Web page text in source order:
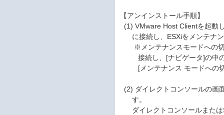
【アンインストール手順】
(1) VMware Host Clientを起動
に接続し、ESXiをメンテナン
※メンテナンスモードへの切
接続し、[ナビゲータ]の中の
[メンテナンス モードへの切
(2) ダイレクトコンソールの画
す。
ダイレクトコンソールまたは